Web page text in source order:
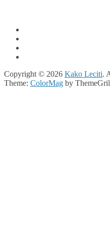
Copyright © 2026 Kako Leciti.
Theme: ColorMag by